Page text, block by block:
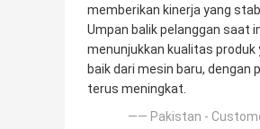
memberikan kinerja yang
Umpan balik pelanggan saat
menunjukkan kualitas produk
baik dari mesin baru, dengan
terus meningkat.
—— Pakistan -